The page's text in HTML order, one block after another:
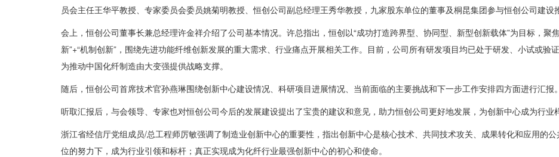
员会主任王华平教授、专家委员会委员姚菊明教授、恒创公司副总经理王秀华教授，九家股东单位的董事及桐昆集团参与恒创公司建设
会上，恒创公司董事长兼总经理许金祥介绍了公司基本情况。许总指出，恒创以“成功打造跨界型、协同型、新型创新载体”为目标，聚
新”+“机制创新”，围绕先进功能纤维创新发展的重大需求、行业痛点开展相关工作。目前，公司所有研发项目均已处于研发、小试或验
为推动中国化纤制造由大变强提供战略支撑。
随后，恒创公司首席技术官孙燕琳围绕创新中心建设情况、科研项目进展情况、当前面临的主要挑战和下一步工作安排四方面进行汇报。
听取汇报后，与会领导、专家也对恒创公司今后的发展建设提出了宝贵的建议和意见，助力恒创公司更好地发展，为创新中心成为行业
浙江省经信厅党组成员/总工程师厉敏强调了制造业创新中心的重要性，指出创新中心是核心技术、共同技术攻关、成果转化和应用的
位的努力下，成为行业引领和标杆；真正实现成为化纤行业最强创新中心的初心和使命。